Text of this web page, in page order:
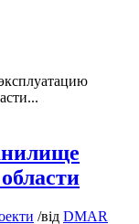
/від DMAR